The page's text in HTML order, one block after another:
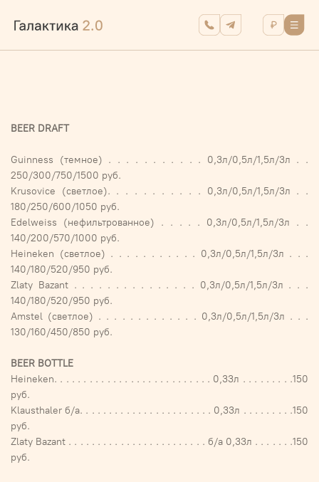
BEER DRAFT
Guinness (темное) . . . . . . . . . . . 0,3л/0,5л/1,5л/3л . .
250/300/750/1500 руб.
Krusovice (светлое). . . . . . . . . . . 0,3л/0,5л/1,5л/3л . .
180/250/600/1050 руб.
Edelweiss (нефильтрованное) . . . . . 0,3л/0,5л/1,5л/3л . .
140/200/570/1000 руб.
Heineken (светлое) . . . . . . . . . . . 0,3л/0,5л/1,5л/3л . . .
140/180/520/950 руб.
Zlaty Bazant . . . . . . . . . . . . . . . 0,3л/0,5л/1,5л/3л . . .
140/180/520/950 руб.
Amstel (светлое) . . . . . . . . . . . . . 0,3л/0,5л/1,5л/3л . . .
130/160/450/850 руб.
BEER BOTTLE
Heineken. . . . . . . . . . . . . . . . . . . . . . . . . . . 0,33л . . . . . . . . .150
руб.
Klausthaler б/а. . . . . . . . . . . . . . . . . . . . . . . 0,33л . . . . . . . . .150
руб.
Zlaty Bazant . . . . . . . . . . . . . . . . . . . . . . . . б/а 0,33л . . . . . . .150
руб.